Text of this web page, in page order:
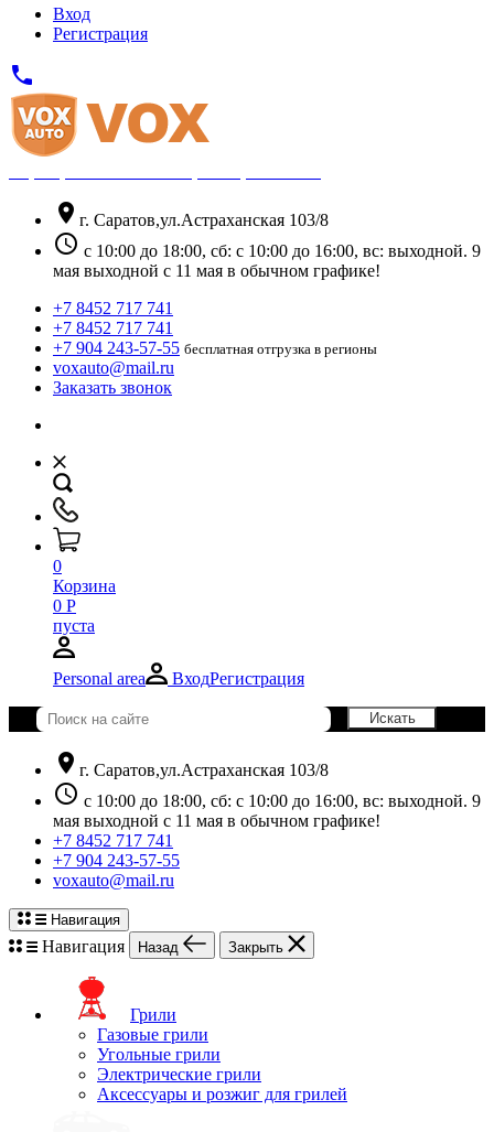
Вход
Регистрация
phone
location_on г. Саратов,ул.Астраханская 103/8
schedule с 10:00 до 18:00, сб: с 10:00 до 16:00, вс: выходной. 9
мая выходной с 11 мая в обычном графике!
+7 8452 717 741
+7 8452 717 741
+7 904 243-57-55 бесплатная отгрузка в регионы
voxauto@mail.ru
Заказать звонок
0
Корзина
0 Р
пуста
Personal area ВходРегистрация
location_on г. Саратов,ул.Астраханская 103/8
schedule с 10:00 до 18:00, сб: с 10:00 до 16:00, вс: выходной. 9
мая выходной с 11 мая в обычном графике!
+7 8452 717 741
+7 904 243-57-55
voxauto@mail.ru
Навигация
Навигация Назад Закрыть
Грили
Газовые грили
Угольные грили
Электрические грили
Аксессуары и розжиг для грилей